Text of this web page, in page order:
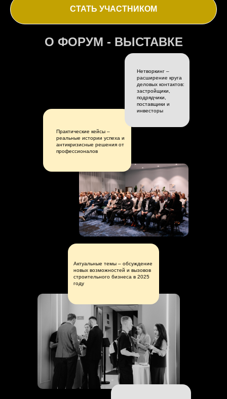
СТАТЬ УЧАСТНИКОМ
О ФОРУМ - ВЫСТАВКЕ
Практические кейсы –
реальные истории успеха и
антикризисные решения от
профессионалов
Актуальные темы – обсуждение
новых возможностей и вызовов
строительного бизнеса в 2025
году
Нетворкинг –
расширение круга
деловых контактов:
застройщики,
подрядчики,
поставщики и
инвесторы